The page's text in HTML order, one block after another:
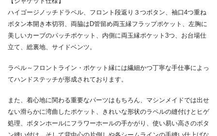
ハイゴージノッチドラペル、フロント段返り３つボタン、袖口4つ重ね
ボタン本開き本切羽、両脇はD管留め両玉縁フラップポケット、左胸に
美しいカーブのパッチポケット、内側に両玉縁ポケット3つ、お台場仕
立て、総裏地、サイドベンツ。
ラペル～フロントライン・ポケット縁には繊細かつ丁寧な手仕事によっ
てハンドステッチが形成されております。
また、着心地に関わる重要なパーツはもちろん、マシンメイドでは出せ
ない滑らかに湾曲したポケット、きれいな形状のラペルの縫付けとヒゲ
処理、ボタンホールにフラワーホールの手かがり、使い易い高さのボタ